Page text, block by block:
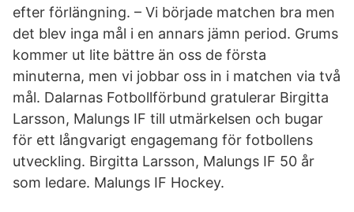
efter förlängning. – Vi började matchen bra men
det blev inga mål i en annars jämn period. Grums
kommer ut lite bättre än oss de första
minuterna, men vi jobbar oss in i matchen via två
mål. Dalarnas Fotbollförbund gratulerar Birgitta
Larsson, Malungs IF till utmärkelsen och bugar
för ett långvarigt engagemang för fotbollens
utveckling. Birgitta Larsson, Malungs IF 50 år
som ledare. Malungs IF Hockey.